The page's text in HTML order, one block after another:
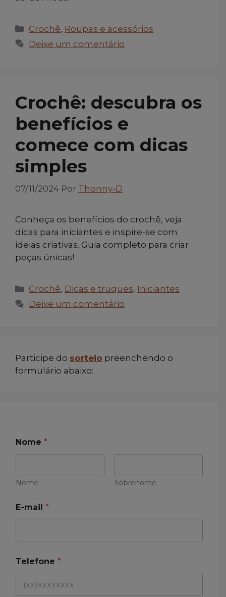
Categorias
Crochê, Roupas e acessórios
Deixe um comentário
Crochê: descubra os
benefícios e
comece com dicas
simples
07/11/2024 Por Thonny-D
Conheça os benefícios do crochê, veja
dicas para iniciantes e inspire-se com
ideias criativas. Guia completo para criar
peças únicas!
Categorias
Crochê, Dicas e truques, Iniciantes
Deixe um comentário
Participe do sorteio preenchendo o
formulário abaixo:
e
l
o
e
*
*
Nome *
Nome Sobrenome
E-mail *
Telefone *